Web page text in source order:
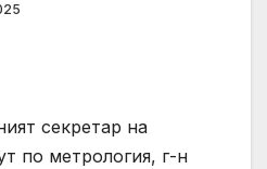
секретар на
по метрология, г-н